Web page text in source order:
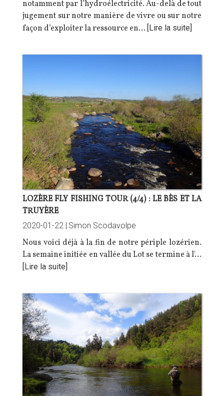
notamment par l’hydroélectricité. Au-delà de tout
jugement sur notre manière de vivre ou sur notre
façon d’exploiter la ressource en… [Lire la suite]
LOZÈRE FLY FISHING TOUR (4/4) : LE BÈS ET LA
TRUYÈRE
2020-01-22 | Simon Scodavolpe
Nous voici déjà à la fin de notre périple lozérien.
La semaine initiée envallée du Lotse termine à l'…
[Lire la suite]